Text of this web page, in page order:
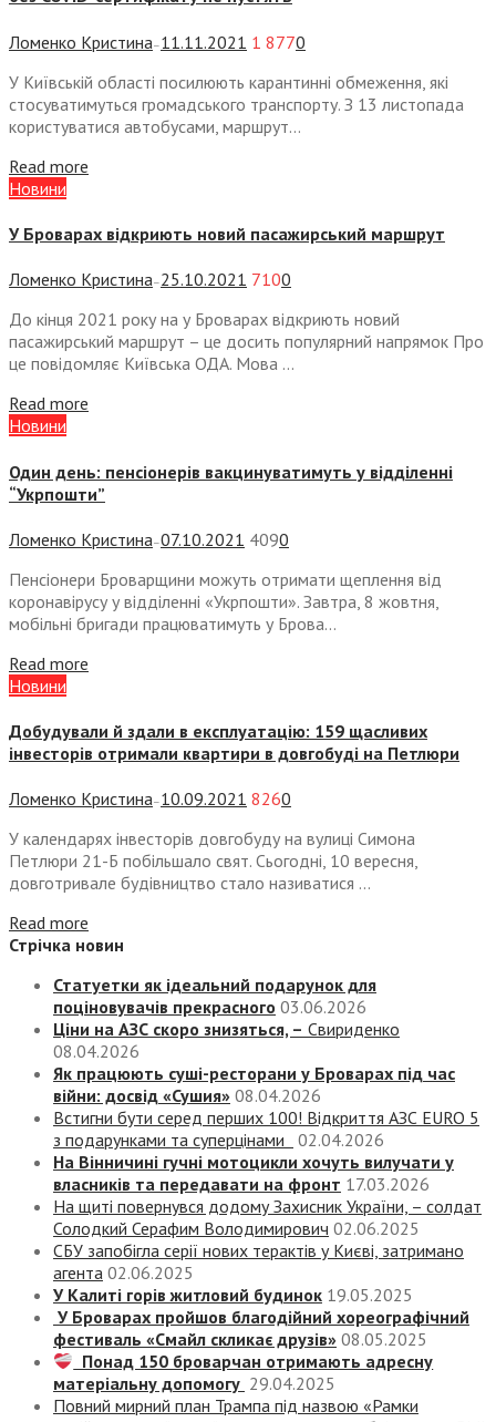
Ломенко Кристина — 11.11.2021 1 8770
У Київській області посилюють карантинні обмеження, які
стосуватимуться громадського транспорту. З 13 листопада
користуватися автобусами, маршрут...
Read more
Новини
У Броварах відкриють новий пасажирський маршрут
Ломенко Кристина— 25.10.2021 7100
До кінця 2021 року на у Броварах відкриють новий
пасажирський маршрут – це досить популярний напрямок Про
це повідомляє Київська ОДА. Мова ...
Read more
Новини
Один день: пенсіонерів вакцинуватимуть у відділенні
“Укрпошти”
Ломенко Кристина —07.10.2021 4090
Пенсіонери Броварщини можуть отримати щеплення від
коронавірусу у відділенні «Укрпошти». Завтра, 8 жовтня,
мобільні бригади працюватимуть у Брова...
Read more
Новини
Добудували й здали в експлуатацію: 159 щасливих
інвесторів отримали квартири в довгобуді на Петлюри
Ломенко Кристина— 10.09.2021 8260
У календарях інвесторів довгобуду на вулиці Симона
Петлюри 21-Б побільшало свят. Сьогодні, 10 вересня,
довготривале будівництво стало називатися ...
Read more
Стрічка новин
Статуетки як ідеальний подарунок для
поціновувачів прекрасного 03.06.2026
Ціни на АЗС скоро знизяться, – Свириденко
08.04.2026
Як працюють суші-ресторани у Броварах під час
війни: досвід «Сушия» 08.04.2026
Встигни бути серед перших 100! Відкриття АЗС EURO 5
з подарунками та суперцінами
02.04.2026
На Вінничині гучні мотоцикли хочуть вилучати у
власників та передавати на фронт 17.03.2026
На щиті повернувся додому Захисник України, – солдат
Солодкий Серафим Володимирович 02.06.2025
СБУ запобігла серії нових терактів у Києві, затримано
агента 02.06.2025
У Калиті горів житловий будинок 19.05.2025
У Броварах пройшов благодійний хореографічний
фестиваль «Смайл скликає друзів» 08.05.2025
Понад 150 броварчан отримають адресну
матеріальну допомогу 29.04.2025
Повний мирний план Трампа під назвою «‎Рамки